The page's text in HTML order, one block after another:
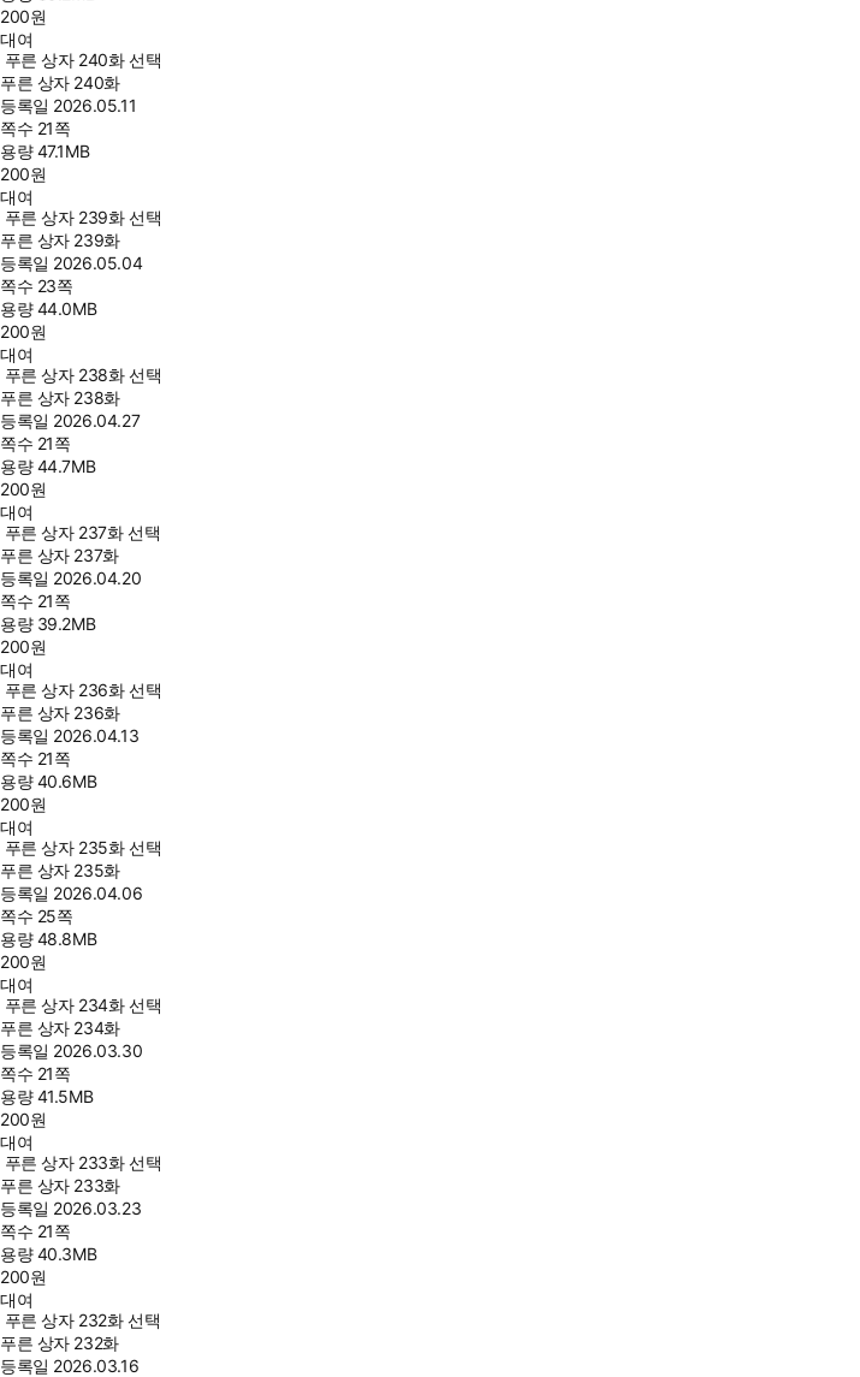
200원
대여
푸른 상자 240화 선택
푸른 상자 240화
등록일 2026.05.11
쪽수 21쪽
용량47.1MB
200원
대여
푸른 상자 239화 선택
푸른 상자 239화
등록일 2026.05.04
쪽수 23쪽
용량44.0MB
200원
대여
푸른 상자 238화 선택
푸른 상자 238화
등록일 2026.04.27
쪽수 21쪽
용량44.7MB
200원
대여
푸른 상자 237화 선택
푸른 상자 237화
등록일 2026.04.20
쪽수 21쪽
용량 39.2MB
200원
대여
푸른 상자 236화 선택
푸른 상자 236화
등록일 2026.04.13
쪽수 21쪽
용량40.6MB
200원
대여
푸른 상자 235화 선택
푸른 상자 235화
등록일 2026.04.06
쪽수 25쪽
용량48.8MB
200원
대여
푸른 상자 234화 선택
푸른 상자 234화
등록일 2026.03.30
쪽수 21쪽
용량41.5MB
200원
대여
푸른 상자 233화 선택
푸른 상자 233화
등록일 2026.03.23
쪽수 21쪽
용량40.3MB
200원
대여
푸른 상자 232화 선택
푸른 상자 232화
등록일 2026.03.16